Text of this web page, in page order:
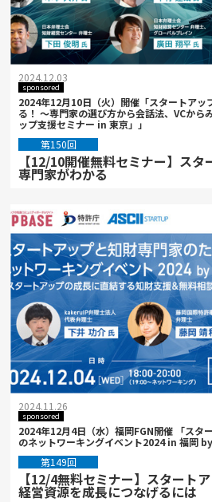
2024.12.03
sponsored
2024年12月10日（火）開催「スタートアッ
る！ ～専門家の選び方から会話法、VCから
ップ支援セミナー in 東京」」
第150回
【12/10開催無料セミナー】ス
専門家がわかる
2024.11.26
sponsored
2024年12月4日（水）福岡FGN開催 「スタ
のネットワーキングイベント2024 in 福岡 by
第149回
【12/4無料セミナー】スタート
経営資源を成長につなげるには